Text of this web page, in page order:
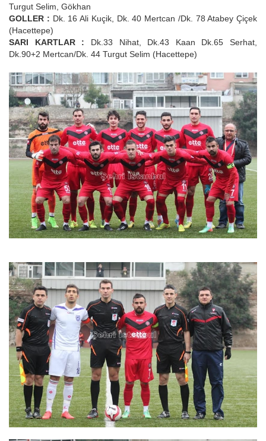
Turgut Selim, Gökhan
GOLLER : Dk. 16 Ali Kuçik, Dk. 40 Mertcan /Dk. 78 Atabey Çiçek
(Hacettepe)
SARI KARTLAR :
Dk.33 Nihat, Dk.43 Kaan Dk.65 Serhat,
Dk.90+2 Mertcan/Dk. 44 Turgut Selim (Hacettepe)